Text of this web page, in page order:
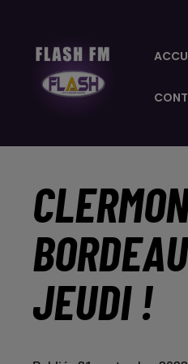
JEUDI !